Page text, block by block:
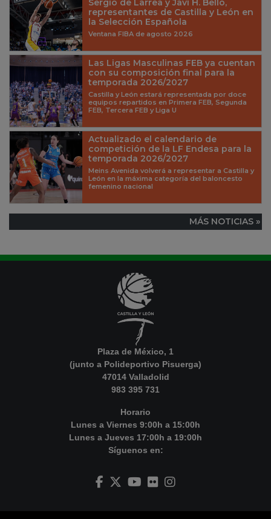
Sergio de Larrea y Javi H. Bello,
representantes de Castilla y León en
la Selección Española
Ventana FIBA de agosto 2026
Las Ligas Masculinas FEB ya cuentan
con su composición final para la
temporada 2026/2027
Castilla y León estará representada por doce
equipos repartidos en Primera FEB, Segunda
FEB, Tercera FEB y Liga U
Actualizado el calendario de
competición de la LF Endesa para la
temporada 2026/2027
Meins Avenida volverá a representar a Castilla y
León en la máxima categoría del baloncesto
femenino nacional
MÁS NOTICIAS »
Plaza de México, 1
(junto a Polideportivo Pisuerga)
47014 Valladolid
983 395 731
Horario
Lunes a Viernes 9:00h a 15:00h
Lunes a Jueves 17:00h a 19:00h
Síguenos en: